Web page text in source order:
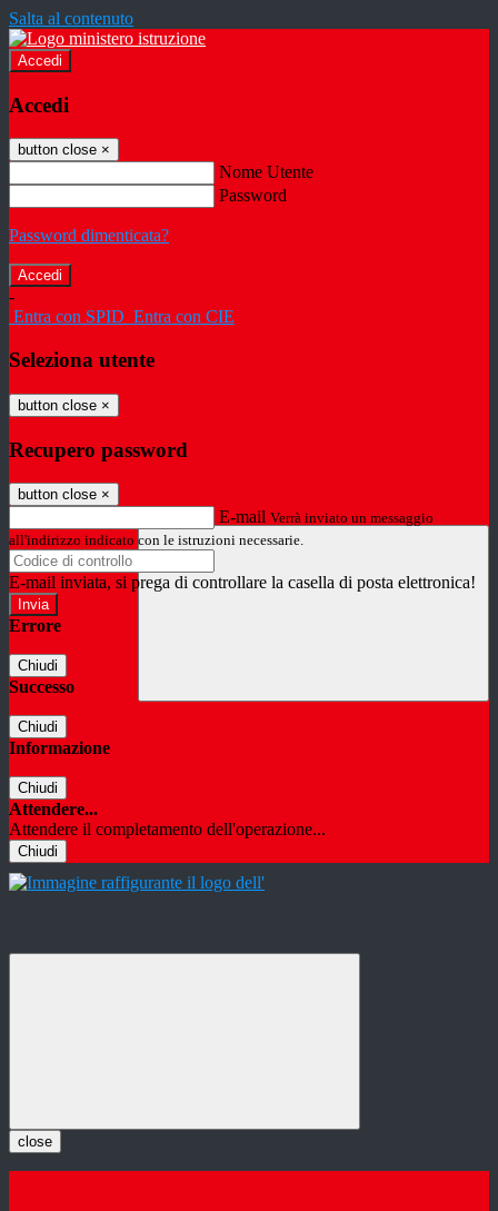
Salta al contenuto
Accedi
Accedi
button close ×
Nome Utente
Password
Password dimenticata?
-
Entra con SPID Entra con CIE
Seleziona utente
button close ×
Recupero password
button close ×
E-mail Verrà inviato un messaggio
all'indirizzo indicato con le istruzioni necessarie.
E-mail inviata, si prega di controllare la casella di posta elettronica!
Errore
Chiudi
Successo
Chiudi
Informazione
Chiudi
Attendere...
Attendere il completamento dell'operazione...
Chiudi
close